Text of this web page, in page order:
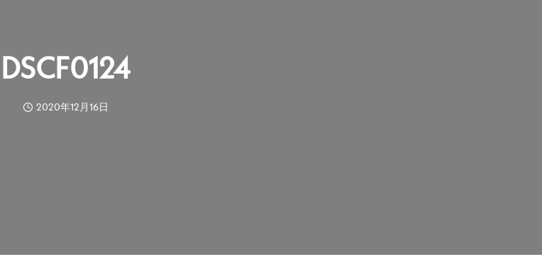
DSCF0124
2020年12月16日